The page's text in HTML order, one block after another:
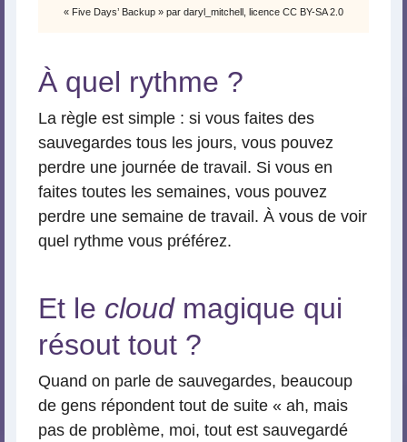
« Five Days’ Backup » par daryl_mitchell, licence CC BY-SA 2.0
À quel rythme ?
La règle est simple : si vous faites des
sauvegardes tous les jours, vous pouvez
perdre une journée de travail. Si vous en
faites toutes les semaines, vous pouvez
perdre une semaine de travail. À vous de voir
quel rythme vous préférez.
Et le cloudmagique qui
résout tout ?
Quand on parle de sauvegardes, beaucoup
de gens répondent tout de suite « ah, mais
pas de problème, moi, tout est sauvegardé